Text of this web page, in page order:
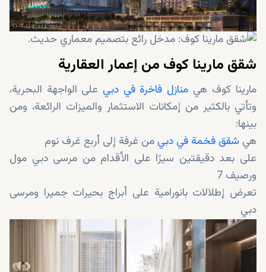
شقق مارينا كوف من إعمار العقارية
مارينا كوف هي منازل فاخرة في دبي على الواجهة البحرية،
وتأتي بالكثير من إمكانات الاستثمار والميزات الرائعة، ومن
بينها:
هي شقق فخمة في دبي من غرفة إلى أربع غرف نوم
على بعد دقيقتين سيرًا على الأقدام من مرسى دبي مول
ورصيف 7
تعرض إطلالات بانورامية على أبراج بحيرات جميرا ومرسى
دبي
تأتي بخطط تقسيط جذابة